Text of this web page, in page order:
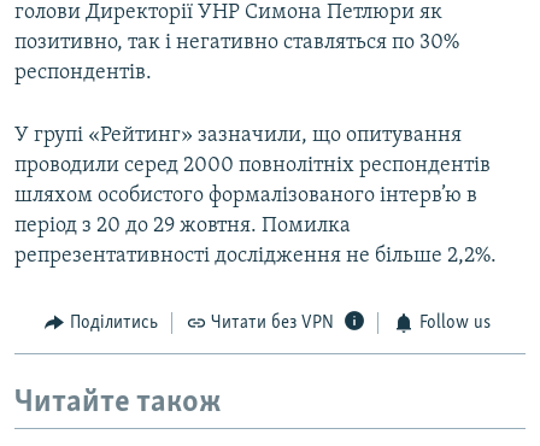
голови Директорії УНР Симона Петлюри як
позитивно, так і негативно ставляться по 30%
респондентів.
У групі «Рейтинг» зазначили, що опитування
проводили серед 2000 повнолітніх респондентів
шляхом особистого формалізованого інтерв’ю в
період з 20 до 29 жовтня. Помилка
репрезентативності дослідження не більше 2,2%.
Поділитись Читати без VPN Follow us
Читайте також